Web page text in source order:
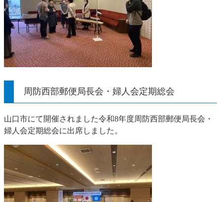
周防西部郵便局長会・婦人会定期総会
山口市にて開催されました令和8年度周防西部郵便局長会・
婦人会定期総会に出席しました。